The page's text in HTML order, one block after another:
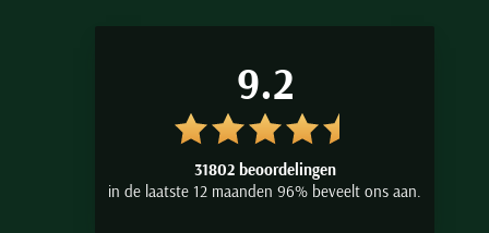
9.2
31802 beoordelingen
in de laatste 12 maanden 96% beveelt ons aan.